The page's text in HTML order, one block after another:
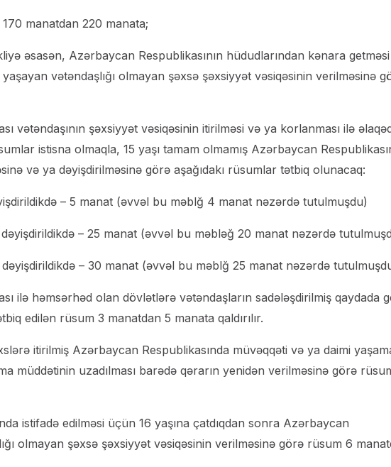
manatdan 220 manata;
əsasən, Azərbaycan Respublikasının hüdudlarından kənara getməsi
vətəndaşlığı olmayan şəxsə şəxsiyyət vəsiqəsinin verilməsinə
vətəndaşının şəxsiyyət vəsiqəsinin itirilməsi və ya korlanması ilə
istisna olmaqla, 15 yaşı tamam olmamış Azərbaycan
və ya dəyişdirilməsinə görə aşağıdakı rüsumlar tətbiq olunacaq:
– 5 manat (əvvəl bu məblğ 4 manat nəzərdə tutulmuşdu)
– 25 manat (əvvəl bu məbləğ 20 manat nəzərdə
– 30 manat (əvvəl bu məblğ 25 manat nəzərdə
ilə həmsərhəd olan dövlətlərə vətəndaşların sadələşdirilmiş qaydada
edilən rüsum 3 manatdan 5 manata qaldırılır.
itirilmiş Azərbaycan Respublikasında müvəqqəti və ya daimi
müddətinin uzadılması barədə qərarın yenidən verilməsinə görə
istifadə edilməsi üçün 16 yaşına çatdıqdan sonra Azərbaycan
olmayan şəxsə şəxsiyyət vəsiqəsinin verilməsinə görə rüsum 6